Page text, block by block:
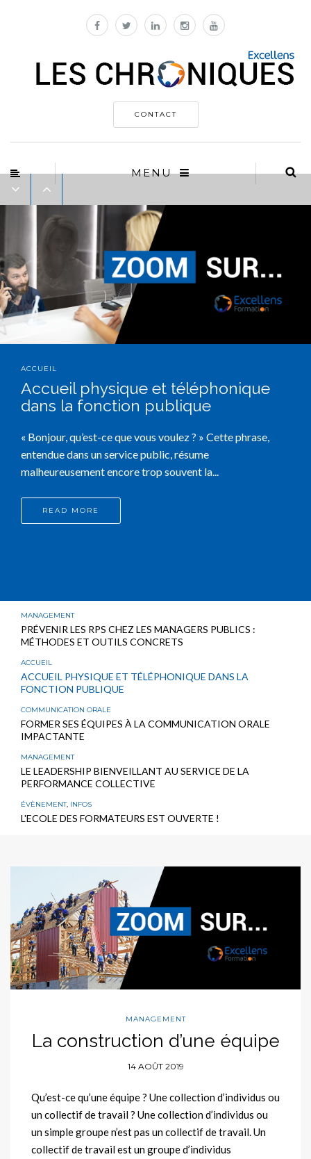
CONTACT
MENU
ACCUEIL
Accueil physique et téléphonique
dans la fonction publique
« Bonjour, qu’est-ce que vous voulez ? » Cette phrase,
entendue dans un service public, résume
malheureusement encore trop souvent la...
READ MORE
MANAGEMENT
PRÉVENIR LES RPS CHEZ LES MANAGERS PUBLICS :
MÉTHODES ET OUTILS CONCRETS
ACCUEIL
ACCUEIL PHYSIQUE ET TÉLÉPHONIQUE DANS LA
FONCTION PUBLIQUE
COMMUNICATION ORALE
FORMER SES ÉQUIPES À LA COMMUNICATION ORALE
IMPACTANTE
MANAGEMENT
LE LEADERSHIP BIENVEILLANT AU SERVICE DE LA
PERFORMANCE COLLECTIVE
ÉVÈNEMENT, INFOS
L'ECOLE DES FORMATEURS EST OUVERTE !
MANAGEMENT
La construction d’une équipe
14 AOÛT 2019
Qu’est-ce qu’une équipe ? Une collection d’individus ou
un collectif de travail ? Une collection d’individus ou
un simple groupe n’est pas un collectif de travail. Un
collectif de travail est un groupe d’individus